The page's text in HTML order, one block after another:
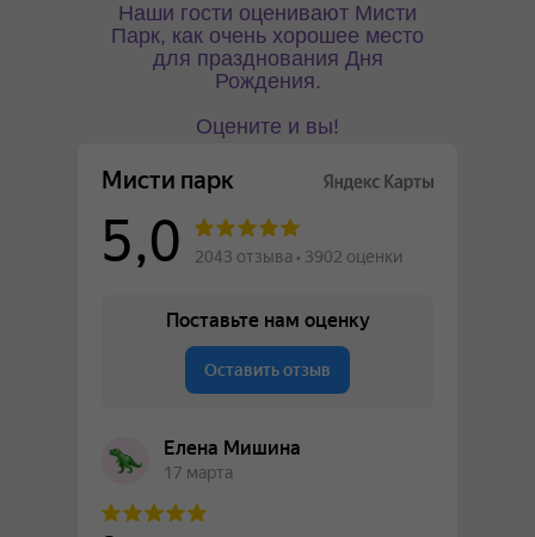
Наши гости оценивают Мисти
Парк, как очень хорошее место
для празднования Дня
Рождения.
Оцените и вы!